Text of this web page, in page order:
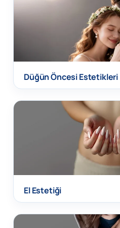
Düğün Öncesi Estetikleri
El Estetiği